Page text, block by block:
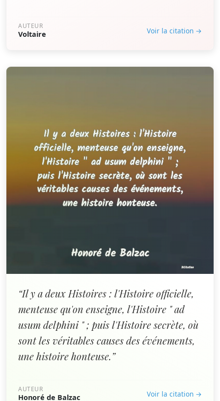
AUTEUR
Voltaire Voir la citation →
“Il y a deux Histoires : l'Histoire officielle,
menteuse qu'on enseigne, l'Histoire " ad
usum delphini " ; puis l'Histoire secrète, où
sont les véritables causes des événements,
une histoire honteuse.”
AUTEUR
Honoré de Balzac Voir la citation →